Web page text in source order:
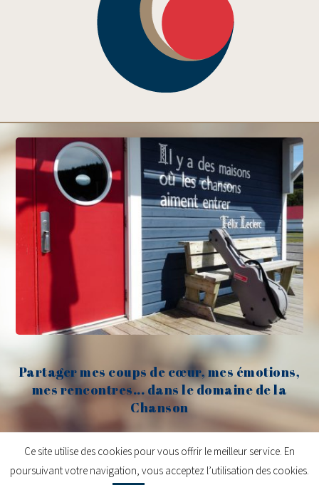
Partager mes coups de cœur, mes émotions,
mes rencontres... dans le domaine de la
Chanson
Claude Fèvre
Ce site utilise des cookies pour vous offrir le meilleur service. En
poursuivant votre navigation, vous acceptez l’utilisation des cookies.